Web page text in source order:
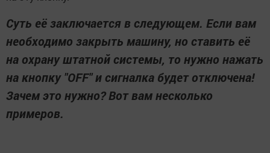
Суть её заключается в следующем. Если вам
необходимо закрыть машину, но ставить её
на охрану штатной системы, то нужно нажать
на кнопку "OFF" и сигналка будет отключена!
Зачем это нужно? Вот вам несколько
примеров.